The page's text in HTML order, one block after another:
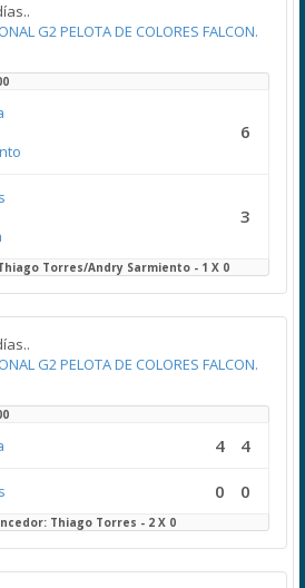
G2 PELOTA DE COLORES FALCON.
6
3
Torres/Andry Sarmiento - 1 X 0
G2 PELOTA DE COLORES FALCON.
4 4
0 0
Thiago Torres - 2 X 0